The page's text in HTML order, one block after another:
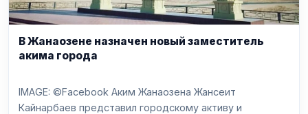
В Жанаозене назначен новый заместитель
акима города
IMAGE: ©Facebook Аким Жанаозена Жансеит
Кайнарбаев представил городскому активу и